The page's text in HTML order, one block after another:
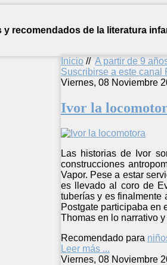
recomendados de la literatura
Inicio // A partir de 9
Suscribirse a este canal
Viernes, 08 Noviembre
Ivor la
Las historias de Ivor
construcciones
Vapor. Pese a estar
es llevado al coro de
tuberías y es finalmente
Postgate participaba en
Thomas en lo narrativo
Recomendado para
Leer más ...
Viernes, 08 Noviembre